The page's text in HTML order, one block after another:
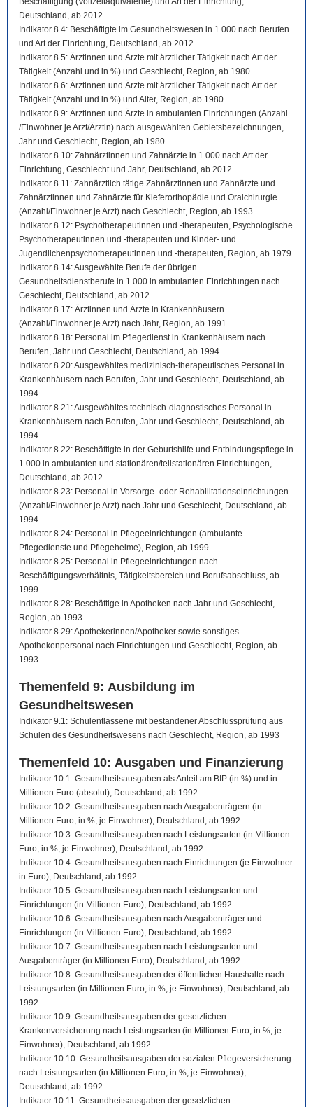
Deutschland, ab 2012
Indikator 8.4: Beschäftigte im Gesundheitswesen in 1.000 nach Berufen
und Art der Einrichtung, Deutschland, ab 2012
Indikator 8.5: Ärztinnen und Ärzte mit ärztlicher Tätigkeit nach Art der
Tätigkeit (Anzahl und in %) und Geschlecht, Region, ab 1980
Indikator 8.6: Ärztinnen und Ärzte mit ärztlicher Tätigkeit nach Art der
Tätigkeit (Anzahl und in %) und Alter, Region, ab 1980
Indikator 8.9: Ärztinnen und Ärzte in ambulanten Einrichtungen (Anzahl
/Einwohner je Arzt/Ärztin) nach ausgewählten Gebietsbezeichnungen,
Jahr und Geschlecht, Region, ab 1980
Indikator 8.10: Zahnärztinnen und Zahnärzte in 1.000 nach Art der
Einrichtung, Geschlecht und Jahr, Deutschland, ab 2012
Indikator 8.11: Zahnärztlich tätige Zahnärztinnen und Zahnärzte und
Zahnärztinnen und Zahnärzte für Kieferorthopädie und Oralchirurgie
(Anzahl/Einwohner je Arzt) nach Geschlecht, Region, ab 1993
Indikator 8.12: Psychotherapeutinnen und -therapeuten, Psychologische
Psychotherapeutinnen und -therapeuten und Kinder- und
Jugendlichenpsychotherapeutinnen und -therapeuten, Region, ab 1979
Indikator 8.14: Ausgewählte Berufe der übrigen
Gesundheitsdienstberufe in 1.000 in ambulanten Einrichtungen nach
Geschlecht, Deutschland, ab 2012
Indikator 8.17: Ärztinnen und Ärzte in Krankenhäusern
(Anzahl/Einwohner je Arzt) nach Jahr, Region, ab 1991
Indikator 8.18: Personal im Pflegedienst in Krankenhäusern nach
Berufen, Jahr und Geschlecht, Deutschland, ab 1994
Indikator 8.20: Ausgewähltes medizinisch-therapeutisches Personal in
Krankenhäusern nach Berufen, Jahr und Geschlecht, Deutschland, ab
1994
Indikator 8.21: Ausgewähltes technisch-diagnostisches Personal in
Krankenhäusern nach Berufen, Jahr und Geschlecht, Deutschland, ab
1994
Indikator 8.22: Beschäftigte in der Geburtshilfe und Entbindungspflege in
1.000 in ambulanten und stationären/teilstationären Einrichtungen,
Deutschland, ab 2012
Indikator 8.23: Personal in Vorsorge- oder Rehabilitationseinrichtungen
(Anzahl/Einwohner je Arzt) nach Jahr und Geschlecht, Deutschland, ab
1994
Indikator 8.24: Personal in Pflegeeinrichtungen (ambulante
Pflegedienste und Pflegeheime), Region, ab 1999
Indikator 8.25: Personal in Pflegeeinrichtungen nach
Beschäftigungsverhältnis, Tätigkeitsbereich und Berufsabschluss, ab
1999
Indikator 8.28: Beschäftige in Apotheken nach Jahr und Geschlecht,
Region, ab 1993
Indikator 8.29: Apothekerinnen/Apotheker sowie sonstiges
Apothekenpersonal nach Einrichtungen und Geschlecht, Region, ab
1993
Themenfeld 9: Ausbildung im
Gesundheitswesen
Indikator 9.1: Schulentlassene mit bestandener Abschlussprüfung aus
Schulen des Gesundheitswesens nach Geschlecht, Region, ab 1993
Themenfeld 10: Ausgaben und Finanzierung
Indikator 10.1: Gesundheitsausgaben als Anteil am BIP (in %) und in
Millionen Euro (absolut), Deutschland, ab 1992
Indikator 10.2: Gesundheitsausgaben nach Ausgabenträgern (in
Millionen Euro, in %, je Einwohner), Deutschland, ab 1992
Indikator 10.3: Gesundheitsausgaben nach Leistungsarten (in Millionen
Euro, in %, je Einwohner), Deutschland, ab 1992
Indikator 10.4: Gesundheitsausgaben nach Einrichtungen (je Einwohner
in Euro), Deutschland, ab 1992
Indikator 10.5: Gesundheitsausgaben nach Leistungsarten und
Einrichtungen (in Millionen Euro), Deutschland, ab 1992
Indikator 10.6: Gesundheitsausgaben nach Ausgabenträger und
Einrichtungen (in Millionen Euro), Deutschland, ab 1992
Indikator 10.7: Gesundheitsausgaben nach Leistungsarten und
Ausgabenträger (in Millionen Euro), Deutschland, ab 1992
Indikator 10.8: Gesundheitsausgaben der öffentlichen Haushalte nach
Leistungsarten (in Millionen Euro, in %, je Einwohner), Deutschland, ab
1992
Indikator 10.9: Gesundheitsausgaben der gesetzlichen
Krankenversicherung nach Leistungsarten (in Millionen Euro, in %, je
Einwohner), Deutschland, ab 1992
Indikator 10.10: Gesundheitsausgaben der sozialen Pflegeversicherung
nach Leistungsarten (in Millionen Euro, in %, je Einwohner),
Deutschland, ab 1992
Indikator 10.11: Gesundheitsausgaben der gesetzlichen